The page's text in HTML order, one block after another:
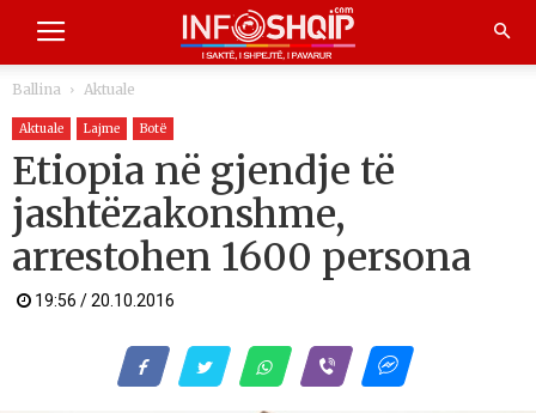
Ballina Aktuale
Aktuale Lajme Botë
Etiopia në gjendje të
jashtëzakonshme,
arrestohen 1600 persona
19:56 / 20.10.2016